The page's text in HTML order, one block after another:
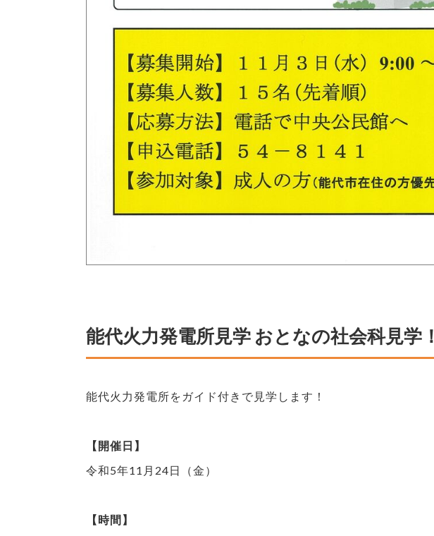
能代火力発電所見学 おとなの社会科見学！
能代火力発電所をガイド付きで見学します！
【開催日】
令和5年11月24日（金）
【時間】